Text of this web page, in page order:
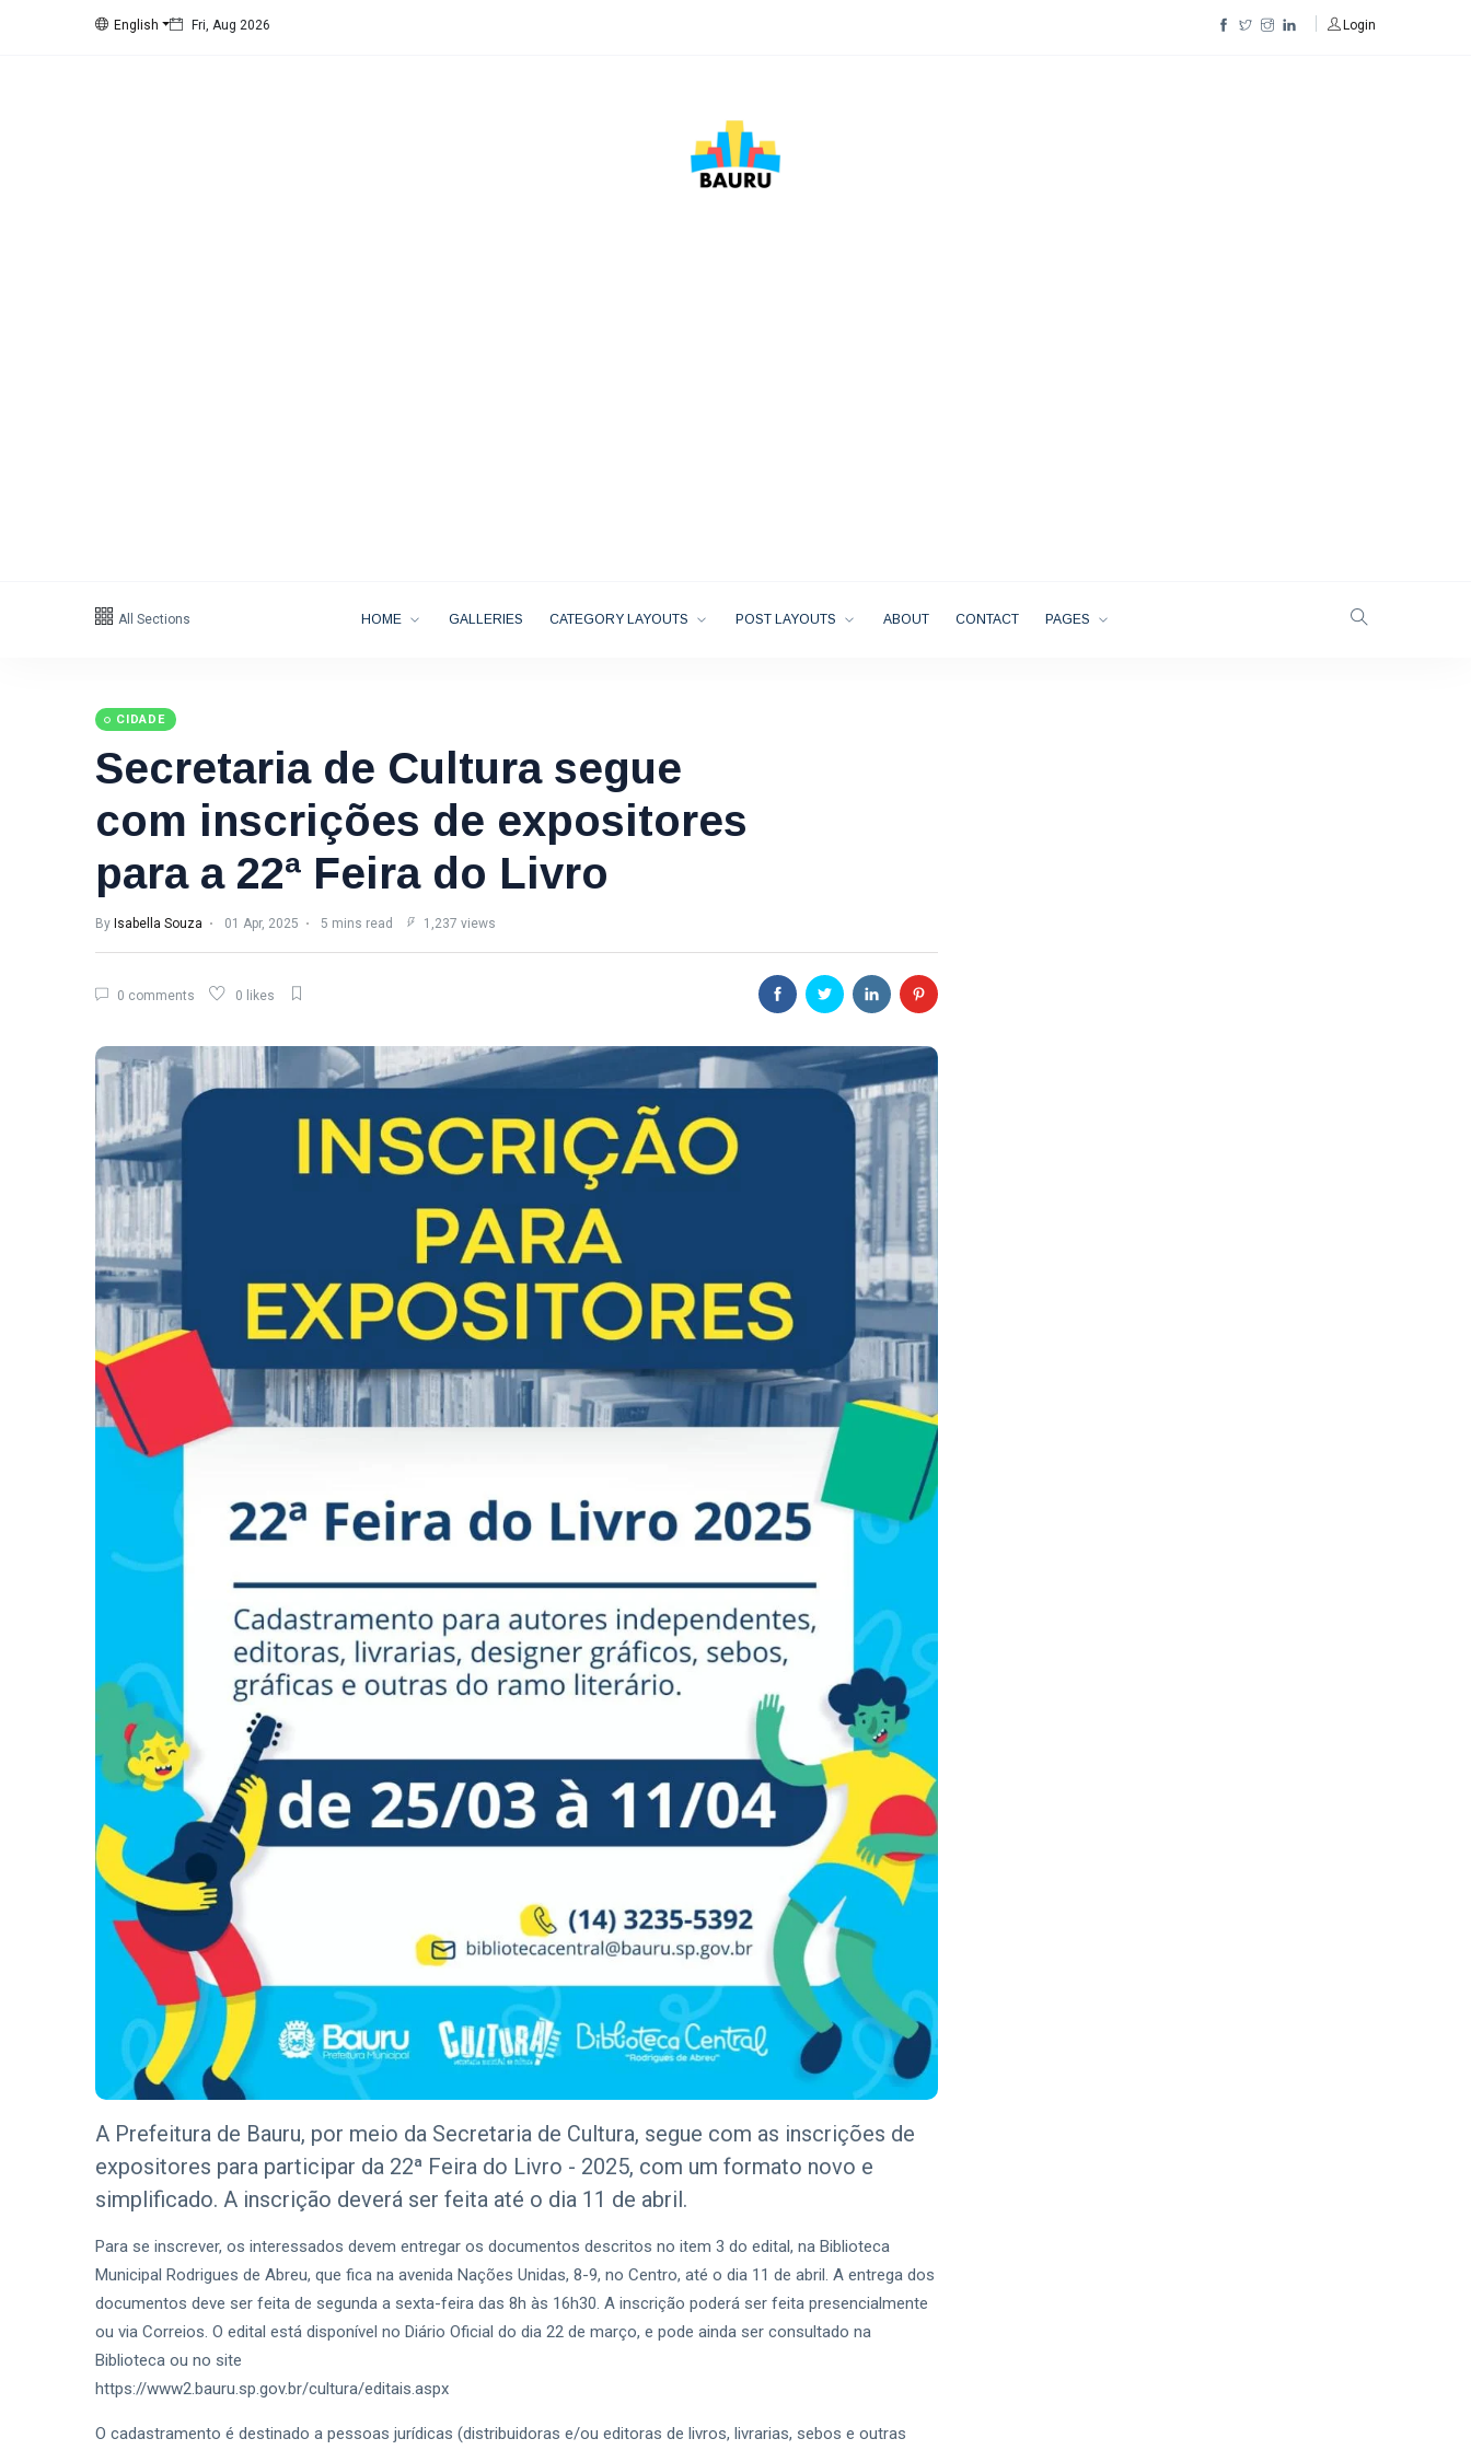
English Fri, Aug 2026 Login
All Sections HOME GALLERIES CATEGORY LAYOUTS POST LAYOUTS ABOUT CONTACT PAGES
CIDADE
Secretaria de Cultura segue
com inscrições de expositores
para a 22ª Feira do Livro
By Isabella Souza 01 Apr, 2025 5 mins read 1,237 views
0 comments 0 likes
A Prefeitura de Bauru, por meio da Secretaria de Cultura, segue com as inscrições de
expositores para participar da 22ª Feira do Livro - 2025, com um formato novo e
simplificado. A inscrição deverá ser feita até o dia 11 de abril.
Para se inscrever, os interessados devem entregar os documentos descritos no item 3 do edital, na Biblioteca
Municipal Rodrigues de Abreu, que fica na avenida Nações Unidas, 8-9, no Centro, até o dia 11 de abril. A entrega dos
documentos deve ser feita de segunda a sexta-feira das 8h às 16h30. A inscrição poderá ser feita presencialmente
ou via Correios. O edital está disponível no Diário Oficial do dia 22 de março, e pode ainda ser consultado na
Biblioteca ou no site
https://www2.bauru.sp.gov.br/cultura/editais.aspx
O cadastramento é destinado a pessoas jurídicas (distribuidoras e/ou editoras de livros, livrarias, sebos e outras